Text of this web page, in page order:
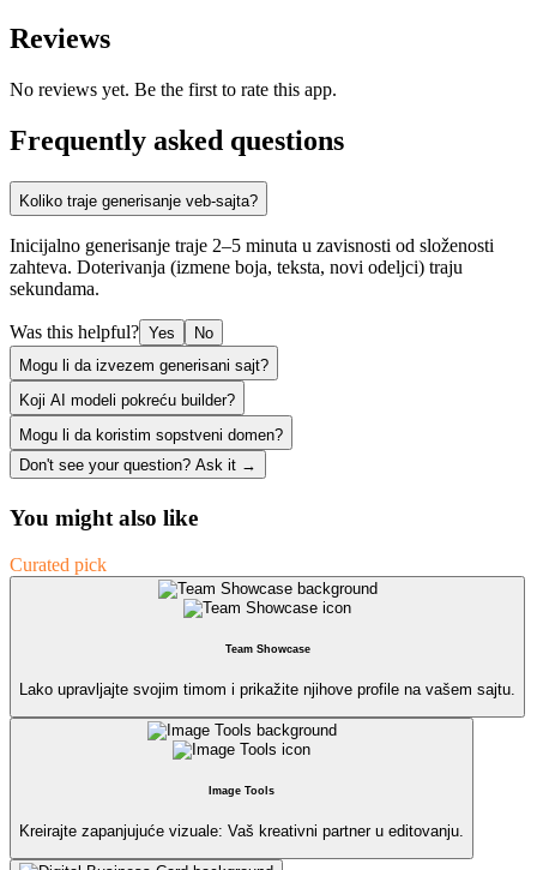
Reviews
No reviews yet. Be the first to rate this app.
Frequently asked questions
Koliko traje generisanje veb-sajta?
Inicijalno generisanje traje 2–5 minuta u zavisnosti od složenosti
zahteva. Doterivanja (izmene boja, teksta, novi odeljci) traju
sekundama.
Was this helpful? Yes
No
Mogu li da izvezem generisani sajt?
Koji AI modeli pokreću builder?
Mogu li da koristim sopstveni domen?
Don't see your question? Ask it →
You might also like
Curated pick
Team Showcase
Lako upravljajte svojim timom i prikažite njihove profile na vašem sajtu.
Image Tools
Kreirajte zapanjujuće vizuale: Vaš kreativni partner u editovanju.